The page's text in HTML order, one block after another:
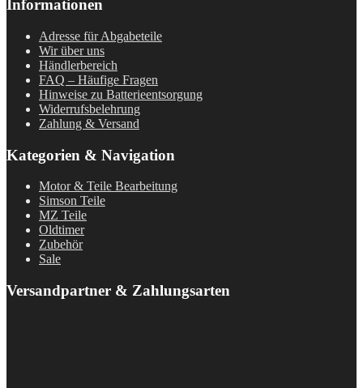
Informationen
Adresse für Abgabeteile
Wir über uns
Händlerbereich
FAQ – Häufige Fragen
Hinweise zu Batterieentsorgung
Widerrufsbelehrung
Zahlung & Versand
Kategorien & Navigation
Motor & Teile Bearbeitung
Simson Teile
MZ Teile
Oldtimer
Zubehör
Sale
Versandpartner & Zahlungsarten